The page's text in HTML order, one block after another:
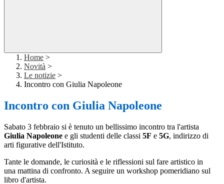
Home >
Novità >
Le notizie >
Incontro con Giulia Napoleone
Incontro con Giulia Napoleone
Sabato 3 febbraio si è tenuto un bellissimo incontro tra l'artista
Giulia Napoleone e gli studenti delle classi 5F e 5G, indirizzo di
arti figurative dell'Istituto.
Tante le domande, le curiosità e le riflessioni sul fare artistico in
una mattina di confronto. A seguire un workshop pomeridiano sul
libro d'artista.